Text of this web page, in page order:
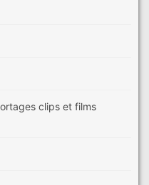
clips et films